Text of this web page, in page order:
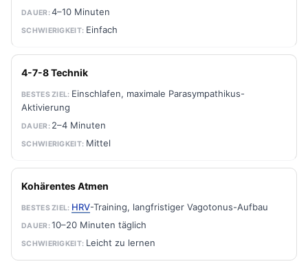
4–10 Minuten
Einfach
4-7-8 Technik
Einschlafen, maximale Parasympathikus-
Aktivierung
2–4 Minuten
Mittel
Kohärentes Atmen
HRV-Training, langfristiger Vagotonus-Aufbau
10–20 Minuten täglich
Leicht zu lernen